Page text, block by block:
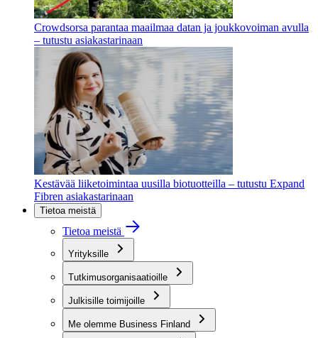
Crowdsorsa parantaa maailmaa datan ja joukkovoiman avulla
– tutustu asiakastarinaan
Kestävää liiketoimintaa uusilla biotuotteilla – tutustu Expand
Fibren asiakastarinaan
Tietoa meistä
Tietoa meistä
Yrityksille
Tutkimusorganisaatioille
Julkisille toimijoille
Me olemme Business Finland